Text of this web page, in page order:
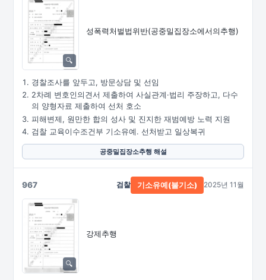
성폭력처벌법위반(공중밀집장소에서의추행)
경찰조사를 앞두고, 방문상담 및 선임
2차례 변호인의견서 제출하여 사실관계·법리 주장하고, 다수
의 양형자료 제출하여 선처 호소
피해변제, 원만한 합의 성사 및 진지한 재범예방 노력 지원
검찰 교육이수조건부 기소유예. 선처받고 일상복귀
공중밀집장소추행 해설
967
강제추행
검찰 기소유예(불기소) 2025년 11월